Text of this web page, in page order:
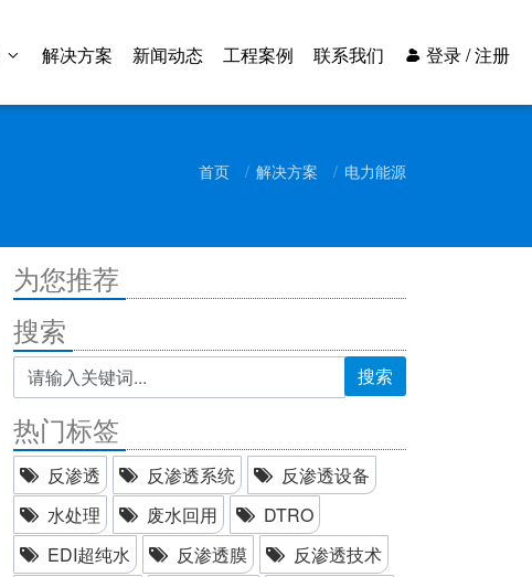
解决方案 新闻动态 工程案例 联系我们 登录 / 注册
首页 解决方案 电力能源
为您推荐
搜索
搜索
热门标签
反渗透 反渗透系统
反渗透设备
水处理
废水回用
DTRO
EDI超纯水
反渗透膜
反渗透技术